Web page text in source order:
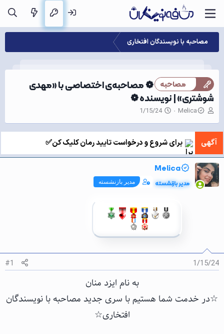
مصاحبه با نویسندگان افتخاری
مصاحبه ❁ مصاحبه‌ی اختصاصی با «مهدی
شوشتری» | نویسنده ❁
ن
ن
د
ه
م
و
ض
Melica
ت
خ
ش
ر
و
ع
1/15/24
آگهی برای شروع و درخواست تایید رمان کلیک کن✅
Melica
مدیر بازنشسته مدیر بازنشسته
1/15/24
#1
به نام ایزد منان
☆در خدمت شما هستیم با سری جدید مصاحبه با نویسندگان
افتخاری☆